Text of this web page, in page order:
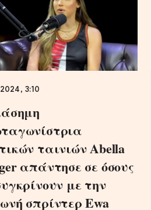
3:10
ταινιών Abella
απάντησε σε όσους
με την
σπρίντερ Ewa